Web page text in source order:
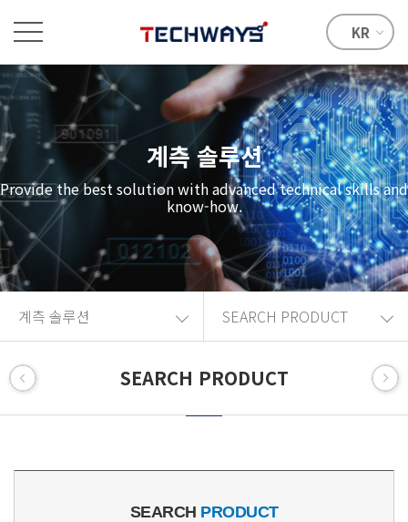
KR
계측 솔루션
Provide the best solution with advanced technical skills and
know-how.
계측 솔루션 SEARCH PRODUCT
SEARCH PRODUCT
SEARCH PRODUCT